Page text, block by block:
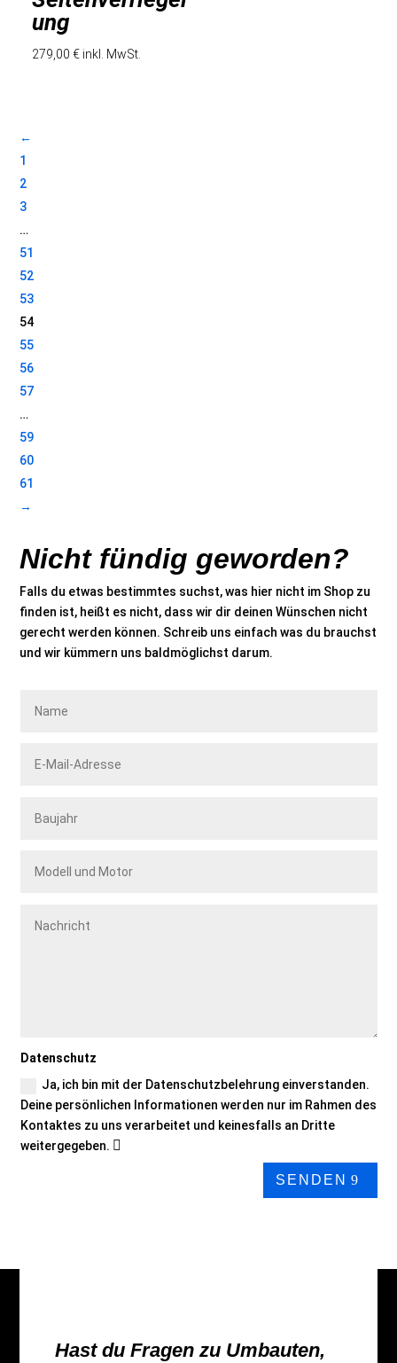
ung
279,00€ inkl. MwSt.
←
1
2
3
…
51
52
53
54
55
56
57
…
59
60
61
→
Nicht fündig geworden?
Falls du etwas bestimmtes suchst, was hier nicht im Shop zu
finden ist, heißt es nicht, dass wir dir deinen Wünschen nicht
gerecht werden können. Schreib uns einfach was du brauchst
und wir kümmern uns baldmöglichst darum.
Datenschutz
Ja, ich bin mit der Datenschutzbelehrung einverstanden.
Deine persönlichen Informationen werden nur im Rahmen des
Kontaktes zu uns verarbeitet und keinesfalls an Dritte
weitergegeben.
SENDEN
Hast du Fragen zu Umbauten,